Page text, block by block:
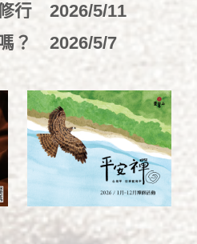
行 2026/5/11
？ 2026/5/7